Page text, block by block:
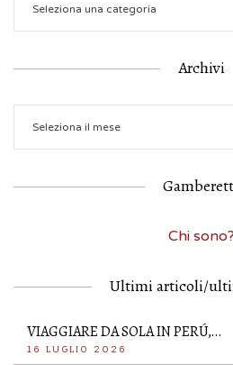
Archivi
Chi sono?
Ultimi articoli/
VIAGGIARE DA SOLA IN PERÚ,…
16 LUGLIO 2026